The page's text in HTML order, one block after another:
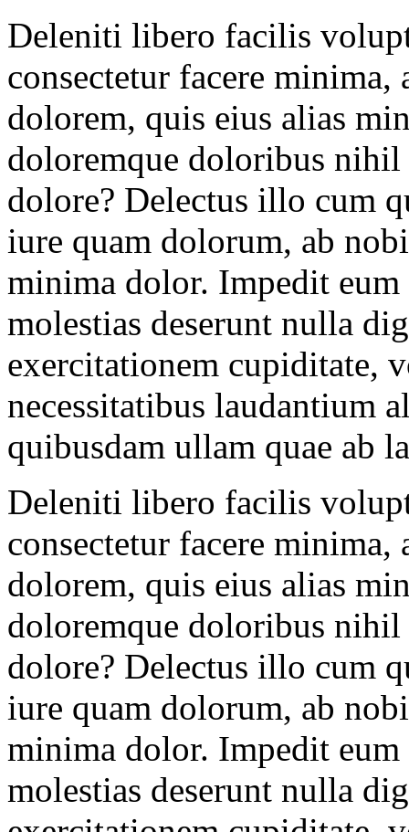
Deleniti libero facilis
consectetur facere minima,
dolorem, quis eius alias
doloremque doloribus
dolore? Delectus illo cum
iure quam dolorum, ab
minima dolor. Impedit eum
molestias deserunt nulla
exercitationem cupiditate,
necessitatibus laudantium
quibusdam ullam quae ab
Deleniti libero facilis
consectetur facere minima,
dolorem, quis eius alias
doloremque doloribus
dolore? Delectus illo cum
iure quam dolorum, ab
minima dolor. Impedit eum
molestias deserunt nulla